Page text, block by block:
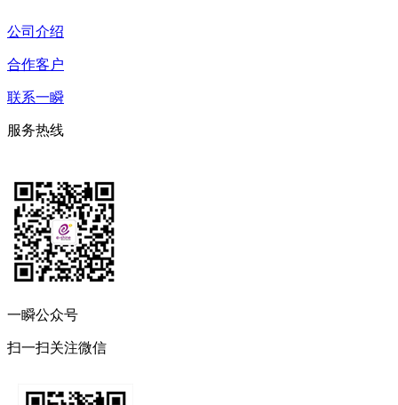
公司介绍
合作客户
联系一瞬
服务热线
一瞬公众号
扫一扫关注微信